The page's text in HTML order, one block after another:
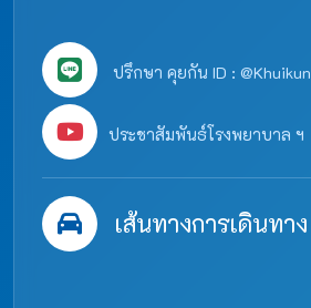
ปรึกษา คุยกัน ID : @Khuikun
ประชาสัมพันธ์โรงพยาบาล ฯ
เส้นทางการเดินทาง